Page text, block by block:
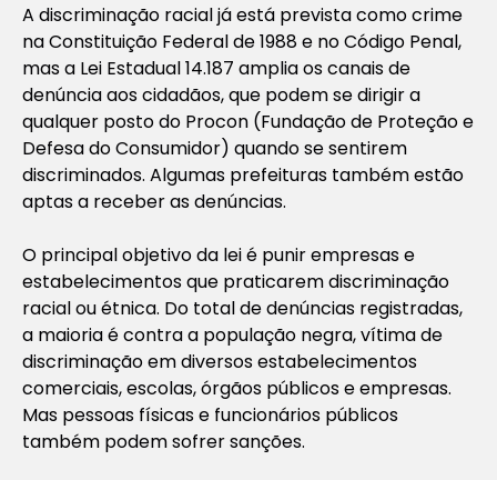
A discriminação racial já está prevista como crime
na Constituição Federal de 1988 e no Código Penal,
mas a Lei Estadual 14.187 amplia os canais de
denúncia aos cidadãos, que podem se dirigir a
qualquer posto do Procon (Fundação de Proteção e
Defesa do Consumidor) quando se sentirem
discriminados. Algumas prefeituras também estão
aptas a receber as denúncias.
O principal objetivo da lei é punir empresas e
estabelecimentos que praticarem discriminação
racial ou étnica. Do total de denúncias registradas,
a maioria é contra a população negra, vítima de
discriminação em diversos estabelecimentos
comerciais, escolas, órgãos públicos e empresas.
Mas pessoas físicas e funcionários públicos
também podem sofrer sanções.